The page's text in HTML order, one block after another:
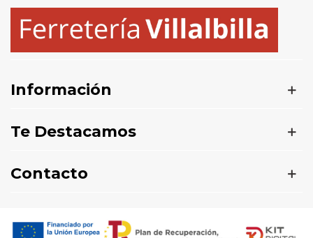
Información
Te Destacamos
Contacto